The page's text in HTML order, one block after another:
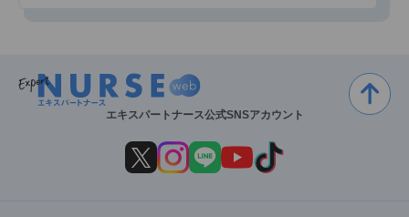
エキスパートナース公式SNSアカウント